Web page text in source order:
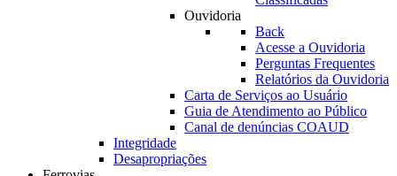
Ouvidoria
Back
Acesse a Ouvidoria
Perguntas Frequentes
Relatórios da Ouvidoria
Carta de Serviços ao Usuário
Guia de Atendimento ao Público
Canal de denúncias COAUD
Integridade
Desapropriações